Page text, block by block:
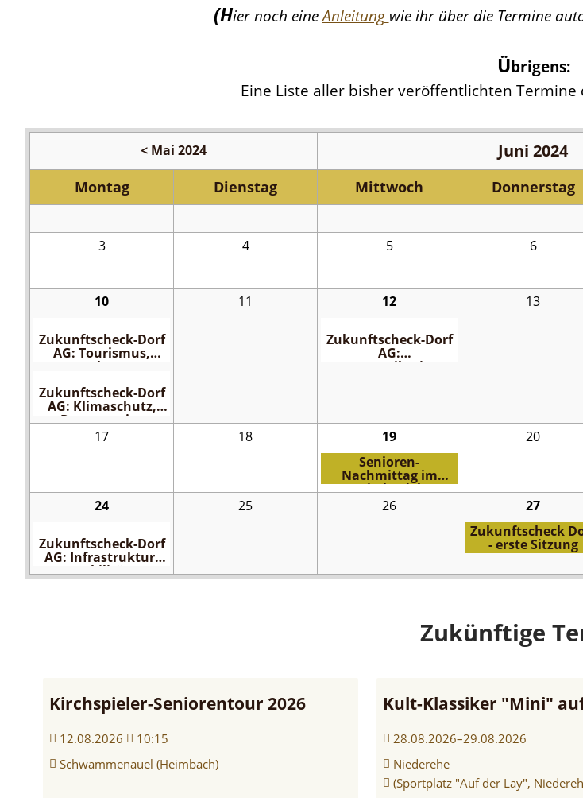
(Hier noch eineAnleitung wie ihr über die Termine
Übrigens:
Eine Liste aller bisher veröffentlichten
< Mai 2024 Juni 2024
Montag Dienstag Mittwoch Donnerstag
3
4 5 6
10
Zukunftscheck-Dorf
AG: Tourismus,
Kultur,
Zukunftscheck-Dorf
AG: Klimaschutz,
Regenerative
Energien
11 12
Zukunftscheck-Dorf
AG:
Kommunikation,
13
17 18
19
Senioren-
Nachmittag im
Kirchspiel
20
24
Zukunftscheck-Dorf
AG: Infrastruktur,
Mobilität,
Dorfgemeinschaft,
25 26
27
Zukunftscheck
- erste Sitzung
Zukünftige
Kirchspieler-Seniorentour 2026
12.08.2026
10:15
Schwammenauel (Heimbach)
Kult-Klassiker "Mini"
28.08.2026–29.08.2026
Niederehe
(Sportplatz "Auf der Lay",
Grillfest
des